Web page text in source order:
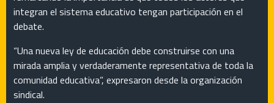
integran el sistema educativo tengan participación en el
debate.
“Una nueva ley de educación debe construirse con una
mirada amplia y verdaderamente representativa de toda la
comunidad educativa”, expresaron desde la organización
sindical.